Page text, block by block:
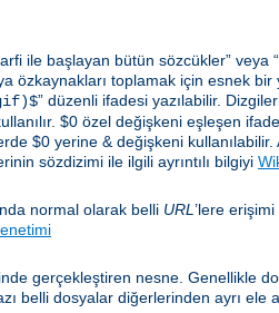
ile başlayan bütün sözcükler”
özkaynakları toplamak için esnek
” düzenli ifadesi yazılabilir.
$0 özel değişkeni eşleşen
$0 yerine & değişkeni
sözdizimi ile ilgili ayrıntılı bilgiyi
normal olarak belli URL ’lere erişimi
gerçekleştiren nesne. Genellikle
belli dosyalar diğerlerinden ayrı ele